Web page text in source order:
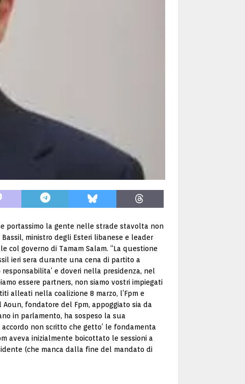
portassimo la gente nelle strade stavolta non
ministro degli Esteri libanese e leader
col governo di Tamam Salam. “La questione
ieri sera durante una cena di partito a
e doveri nella presidenza, nel
essere partners, non siamo vostri impiegati
alleati nella coalizione 8 marzo, l’Fpm e
fondatore del Fpm, appoggiato sia da
in parlamento, ha sospeso la sua
non scritto che getto’ le fondamenta
aveva inizialmente boicottato le sessioni a
(che manca dalla fine del mandato di